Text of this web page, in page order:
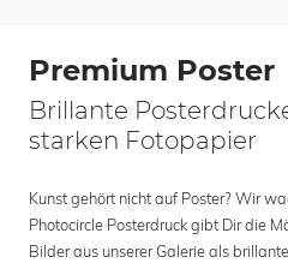
Premium Poster
Brillante
starken Fotopapier
Kunst gehört nicht auf Poster? Wir
Photocircle Posterdruck gibt Dir die
Bilder aus unserer Galerie als